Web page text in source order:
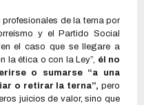
de la terna por
y el Partido Social
el caso que se llegare a
la ética o con la Ley”, él no
o sumarse “a una
o retirar la terna”, pero
juicios de valor, sino que